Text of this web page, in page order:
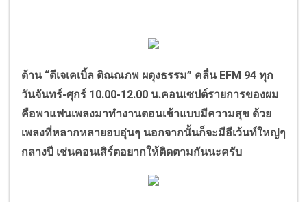
ด้าน “ดีเจเคเบิ้ล ติณณภพ ผดุงธรรม” คลื่น EFM 94 ทุก
วันจันทร์-ศุกร์ 10.00-12.00 น.คอนเซปต์รายการของผม
คือพาแฟนเพลงมาทำงานตอนเช้าแบบมีความสุข ด้วย
เพลงที่หลากหลายอบอุ่นๆ นอกจากนั้นก็จะมีอีเว้นท์ใหญ่ๆ
กลางปี เช่นคอนเสิร์ตอยากให้ติดตามกันนะครับ